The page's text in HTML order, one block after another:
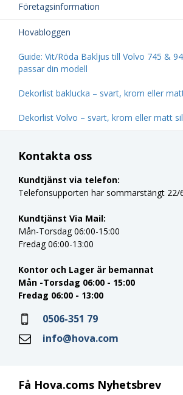
Företagsinformation
Hovabloggen
Guide: Vit/Röda Bakljus till Volvo 745 &
passar din modell
Dekorlist baklucka – svart, krom eller
Dekorlist Volvo – svart, krom eller matt
Få Hova.coms Nyhetsbrev
Kontakta oss
Kundtjänst via telefon:
Telefonsupporten har sommarstängt 22/
Kundtjänst Via Mail:
Mån-Torsdag 06:00-15:00
Fredag 06:00-13:00
Kontor och Lager är bemannat
Mån -Torsdag 06:00 - 15:00
Fredag 06:00 - 13:00
0506-351 79
info@hova.com